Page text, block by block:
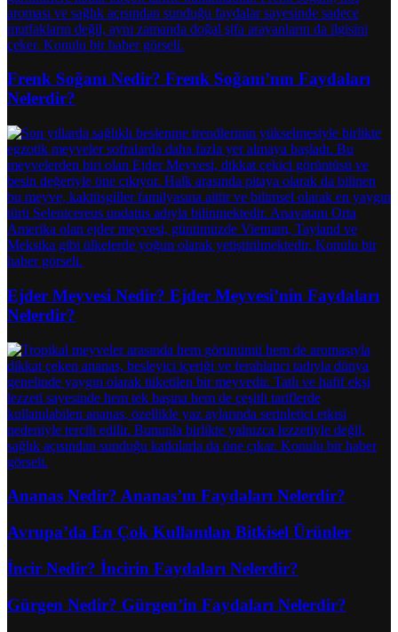
Frenk Soğanı Nedir? Frenk Soğanı’nın Faydaları
Nelerdir?
Ejder Meyvesi Nedir? Ejder Meyvesi’nin Faydaları
Nelerdir?
Ananas Nedir? Ananas’ın Faydaları Nelerdir?
Avrupa’da En Çok Kullanılan Bitkisel Ürünler
İncir Nedir? İncirin Faydaları Nelerdir?
Gürgen Nedir? Gürgen’in Faydaları Nelerdir?